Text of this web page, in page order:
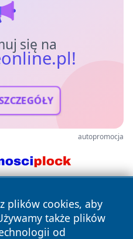
się na
autopromocja
plików cookies, aby
także plików
od